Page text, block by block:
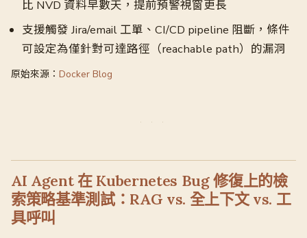
比 NVD 資料早數天，提前預警視窗更長
支援觸發 Jira/email 工單、CI/CD pipeline 阻斷，條件
可設定為僅針對可達路徑（reachable path）的漏洞
原始來源： Docker Blog
AI Agent 在 Kubernetes Bug 修復上的檢
索策略基準測試：RAG vs. 全上下文 vs. 工
具呼叫